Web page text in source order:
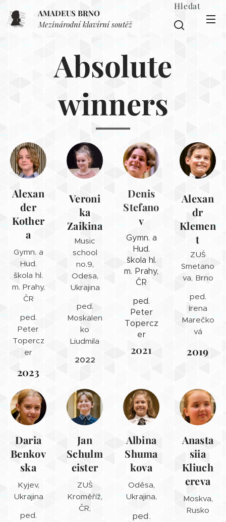
AMADEUS BRNO
Mezinárodní klavírní soutěž
Hledat
Absolute
winners
Alexan
der
Kother
a
Gymn. a
Hud.
škola hl.
m. Prahy,
ČR
ped.
Peter
Topercz
er
2023
Veroni
ka
Zaikina
Music
school
no.9,
Odesa,
Ukrajina
ped.
Moskalen
ko
Liudmila
2022
Denis
Stefano
v
Gymn. a
Hud.
škola hl.
m. Prahy,
ČR
ped.
Peter
Topercz
er
2021
Alexan
dr
Klemen
t
ZUŠ
Smetano
va, Brno
ped.
Irena
Marečko
vá
2019
Daria
Benkov
ska
Kyjev,
Ukrajina
ped.
Jan
Schulm
eister
ZUŠ
Kroměříž,
ČR,
Albina
Shuma
kova
Oděsa,
Ukrajina,
ped.
Anasta
siia
Kliuch
ereva
Moskva,
Rusko